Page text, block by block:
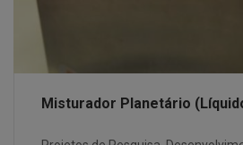
Misturador Planetário